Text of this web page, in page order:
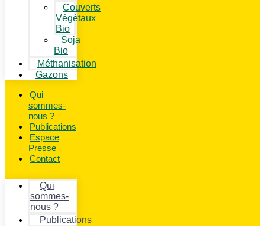
Couverts
Végétaux
Bio
Soja
Bio
Méthanisation
Gazons
Qui
sommes-
nous ?
Publications
Espace
Presse
Contact
Qui
sommes-
nous ?
Publications